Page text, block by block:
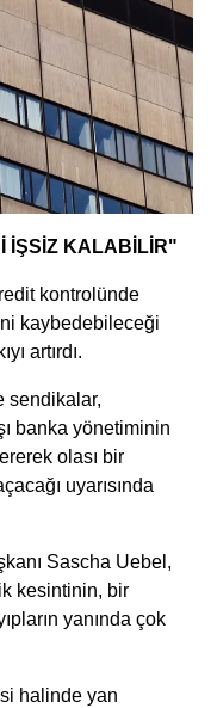
İŞSİZ KALABİLİR"
kontrolünde
kaybedebileceği
artırdı.
sendikalar,
banka yönetiminin
olası bir
uyarısında
Sascha Uebel,
kesintinin, bir
yanında çok
halinde yan